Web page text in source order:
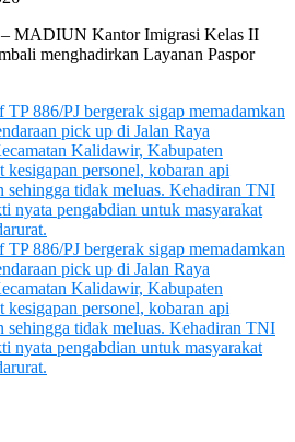
MADIUN Kantor Imigrasi Kelas II
menghadirkan Layanan Paspor